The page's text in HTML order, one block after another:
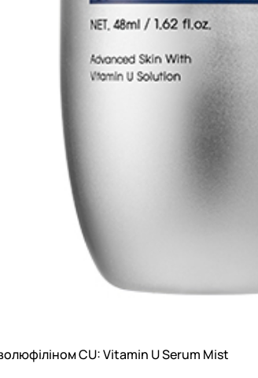
Швидкий перегляд
CU: Vitamin U Serum Mist